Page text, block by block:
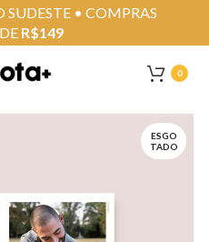
0
ESGO
TADO
SUDESTE • COMPRAS
R$149